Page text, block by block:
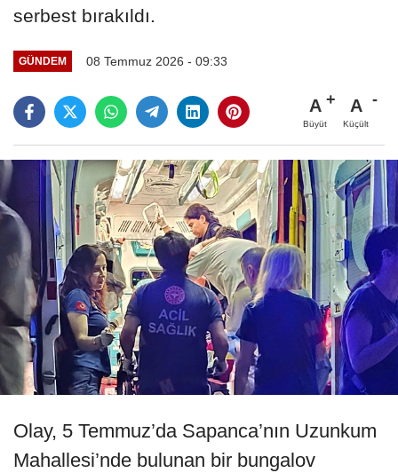
serbest bırakıldı.
GÜNDEM 08 Temmuz 2026 - 09:33
A
Büyüt
A
Küçült
Olay, 5 Temmuz’da Sapanca’nın Uzunkum
Mahallesi’nde bulunan bir bungalov